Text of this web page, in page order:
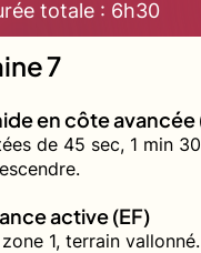
totale : 6h30
7
en côte
de 45 sec, 1 min
active (EF)
1, terrain vallonné.